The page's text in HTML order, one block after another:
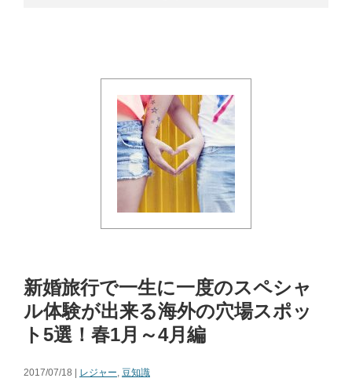
新婚旅行で一生に一度のスペシャ
ル体験が出来る海外の穴場スポッ
ト5選！春1月～4月編
2017/07/18 | レジャー, 豆知識